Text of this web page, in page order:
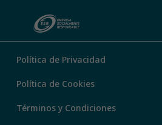
Política de Privacidad
Política de Cookies
Términos y Condiciones